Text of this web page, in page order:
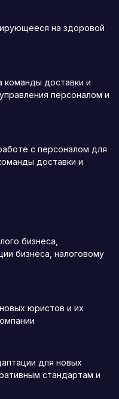
на здоровой
команды доставки и
персоналом и
с персоналом для
доставки и
бизнеса,
бизнеса, налоговому
юристов и их
для новых
стандартам и